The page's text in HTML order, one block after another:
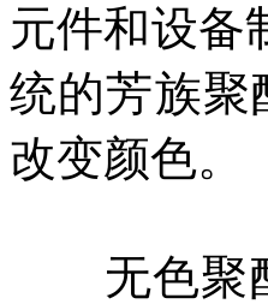
元件和设备
统的芳族聚
改变颜色。
无色聚酰